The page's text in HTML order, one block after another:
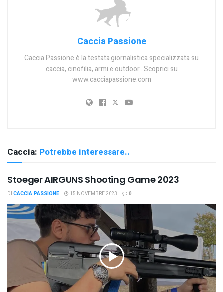
Caccia Passione
Caccia Passione è la testata giornalistica specializzata su
caccia, cinofilia, armi e outdoor.. Scoprici su
www.cacciapassione.com
Caccia: Potrebbe interessare..
Stoeger AIRGUNS Shooting Game 2023
DI CACCIA PASSIONE 15 NOVEMBRE 2023 0